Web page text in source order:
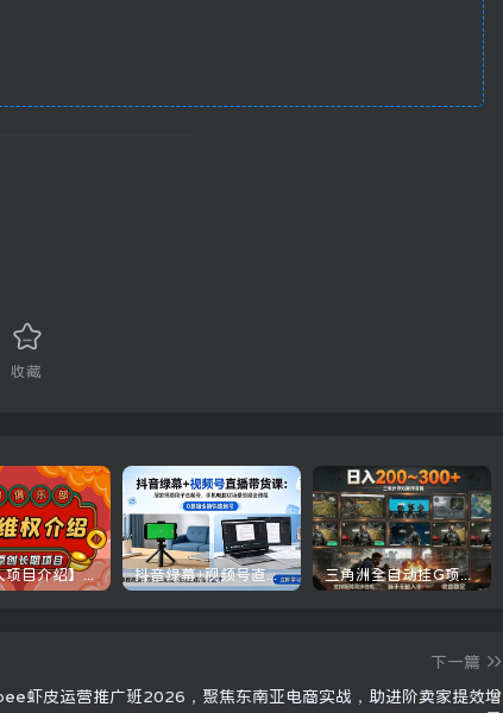
收藏
【合伙人项目介绍】打假维权项目介绍 抖音绿幕+视频号直播带货课：居家照着稿子念起号，手机电脑双场景搭建全流程 三角洲全自动挂G项目，一台电脑即可操作，防封稳账号，日收益300+，收益全程包回收，省心稳賺【揭秘】
下一篇
虾皮运营推广班2026，聚焦东南亚电商实战，助进阶卖家提效增